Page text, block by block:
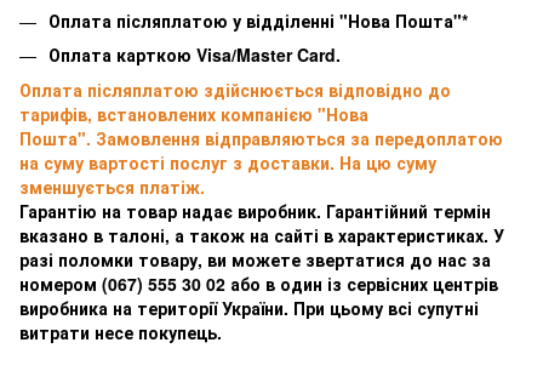
Оплата післяплатою у відділенні "Нова Пошта"*
Оплата карткою Visa/Master Card.
Оплата післяплатою здійснюється відповідно до
тарифів, встановлених компанією "Нова
Пошта". Замовлення відправляються за передоплатою
на суму вартості послуг з доставки. На цю суму
зменшується платіж.
Гарантію на товар надає виробник. Гарантійний термін
вказано в талоні, а також на сайті в характеристиках. У
разі поломки товару, ви можете звертатися до нас за
номером (067) 555 30 02 або в один із сервісних центрів
виробника на території України. При цьому всі супутні
витрати несе покупець.